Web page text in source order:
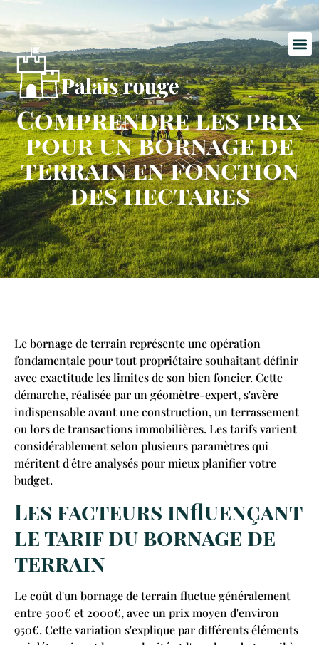
Comprendre les prix
pour un bornage de
terrain en fonction
des hectares
Le bornage de terrain représente une opération
fondamentale pour tout propriétaire souhaitant définir
avec exactitude les limites de son bien foncier. Cette
démarche, réalisée par un géomètre-expert, s'avère
indispensable avant une construction, un terrassement
ou lors de transactions immobilières. Les tarifs varient
considérablement selon plusieurs paramètres qui
méritent d'être analysés pour mieux planifier votre
budget.
Les facteurs influençant
le tarif du bornage de
terrain
Le coût d'un bornage de terrain fluctue généralement
entre 500€ et 2000€, avec un prix moyen d'environ
950€. Cette variation s'explique par différents éléments